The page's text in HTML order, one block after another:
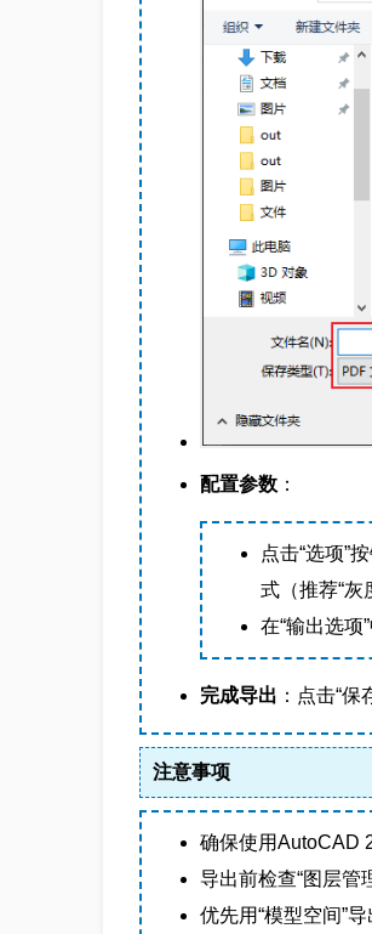
配置参数：
点击“选项”
式（推荐“灰
在“输出选项
完成导出 ：点击“
注意事项
确保使用AutoCAD
导出前检查“图层管
优先用“模型空间”